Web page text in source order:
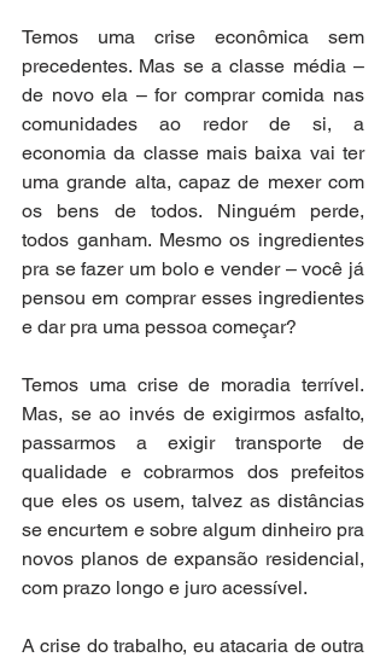
Temos uma crise econômica sem
precedentes. Mas se a classe média –
de novo ela – for comprar comida nas
comunidades ao redor de si, a
economia da classe mais baixa vai ter
uma grande alta, capaz de mexer com
os bens de todos. Ninguém perde,
todos ganham. Mesmo os ingredientes
pra se fazer um bolo e vender – você já
pensou em comprar esses ingredientes
e dar pra uma pessoa começar?
Temos uma crise de moradia terrível.
Mas, se ao invés de exigirmos asfalto,
passarmos a exigir transporte de
qualidade e cobrarmos dos prefeitos
que eles os usem, talvez as distâncias
se encurtem e sobre algum dinheiro pra
novos planos de expansão residencial,
com prazo longo e juro acessível.
A crise do trabalho, eu atacaria de outra